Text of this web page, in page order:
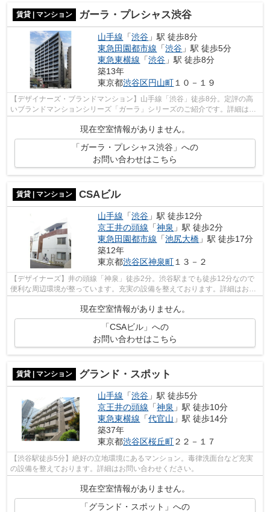
賃貸 | マンション ガーラ・プレシャス渋谷
山手線 「渋谷 」駅 徒歩8分
東急田園都市線 「渋谷 」駅 徒歩5分
東急東横線 「渋谷 」駅 徒歩8分
築13年
東京都渋谷区円山町 １０－１９
【デザイナーズ・ブランドマンション】山手線「渋谷」徒歩8分。定評の高
いブランドマンションシリーズ「ガーラ」シリーズのご紹介です。詳細はお
現在空室情報がありません。
「ガーラ・プレシャス渋谷」への
お問い合わせはこちら
賃貸 | マンション CSAビル
山手線 「渋谷 」駅 徒歩12分
京王井の頭線 「神泉 」駅 徒歩2分
東急田園都市線 「池尻大橋 」駅 徒歩17分
築12年
東京都渋谷区神泉町１３－２
【デザイナーズ】井の頭線「神泉」徒歩2分。渋谷駅までも徒歩12分なので
便利な周辺環境が整っています。充実の設備を整えております。詳細はお問
現在空室情報がありません。
「CSAビル」への
お問い合わせはこちら
賃貸 | マンション グランド・スポット
山手線 「渋谷 」駅 徒歩5分
京王井の頭線 「神泉 」駅 徒歩10分
東急東横線 「代官山 」駅 徒歩14分
築37年
東京都渋谷区桜丘町２２－１７
【渋谷駅徒歩5分】絶好の立地環境にあるマンション。毒律洗面台など充実
の設備を整えております。詳細はお問い合わせください。
現在空室情報がありません。
「グランド・スポット」への